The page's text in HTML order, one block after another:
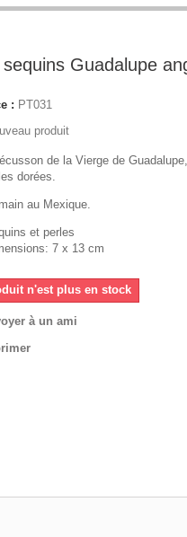
Guadalupe
: PT031
produit
de la Vierge de
dorées.
au Mexique.
et perles
7 x 13 cm
n'est plus en stock
à un ami